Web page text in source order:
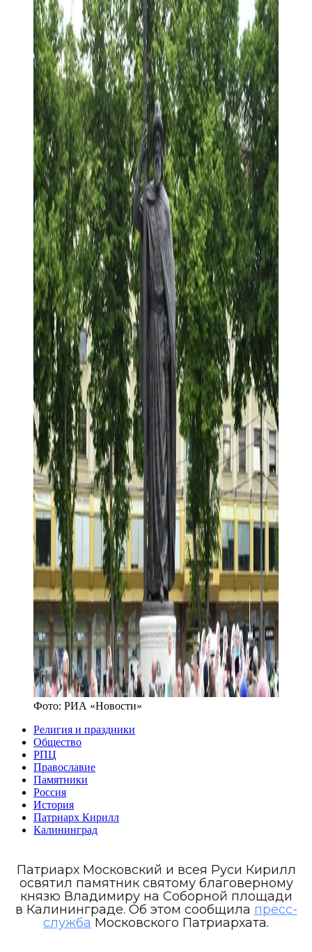
Фото: РИА «Новости»
Религия и праздники
Общество
РПЦ
Православие
Памятники
Россия
История
Патриарх Кирилл
Калининград
Патриарх Московский и всея Руси Кирилл
освятил памятник святому благоверному
князю Владимиру на Соборной площади
в Калининграде. Об этом сообщила пресс-
служба Московского Патриархата.